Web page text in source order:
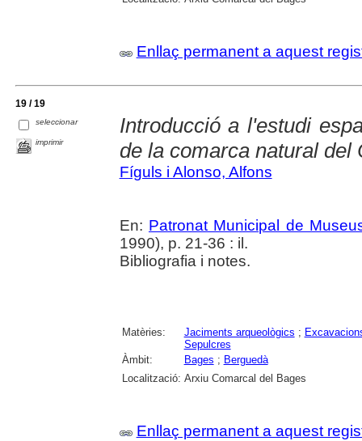
Enllaç permanent a aquest
19 / 19
seleccionar
imprimir
Introducció a l'estudi
de la comarca natural del
Fíguls i Alonso, Alfons
En: Patronat Municipal de
1990), p. 21-36 : il.
Bibliografia i notes.
Matèries: Jaciments arqueològics ;
Sepulcres
Àmbit:
Bages ; Berguedà
Localització: Arxiu Comarcal del Bages
Enllaç permanent a aquest